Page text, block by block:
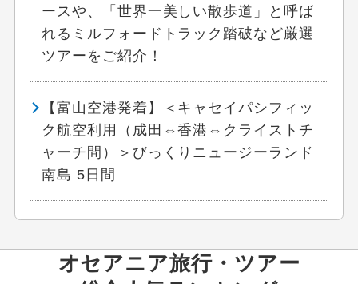
ースや、「世界一美しい散歩道」と呼ば
れるミルフォードトラック踏破など厳選
ツアーをご紹介！
【富山空港発着】＜キャセイパシフィッ
ク航空利用（成田⇔香港⇔クライストチ
ャーチ間）＞びっくりニュージーランド
南島 5日間
オセアニア旅行・ツアー